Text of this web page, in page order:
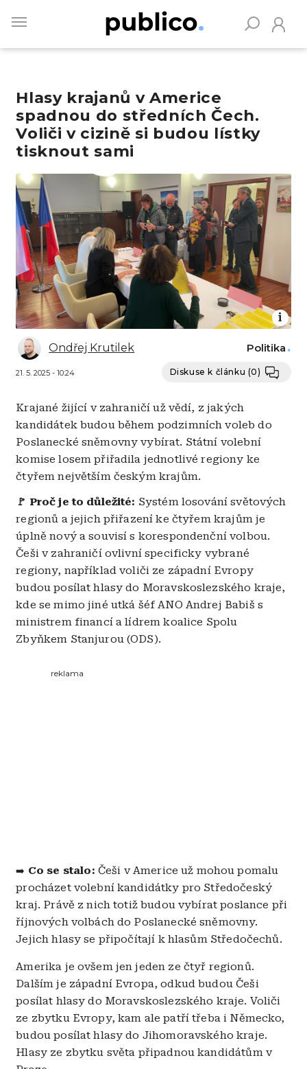
main
Hlasy krajanů v Americe
spadnou do středních Čech.
Voliči v cizině si budou lístky
tisknout sami
Obrázek
Ondřej Krutilek
21. 5. 2025 - 10:24
Politika
Diskuse k článku (0)
Krajané žijící v zahraničí už vědí, z jakých
kandidátek budou během podzimních voleb do
Poslanecké sněmovny vybírat. Státní volební
komise losem přiřadila jednotlivé regiony ke
čtyřem největším českým krajům.
🚩 Proč je to důležité: Systém losování světových
regionů a jejich přiřazení ke čtyřem krajům je
úplně nový a souvisí s korespondenční volbou.
Češi v zahraničí ovlivní specificky vybrané
regiony, například voliči ze západní Evropy
budou posílat hlasy do Moravskoslezského kraje,
kde se mimo jiné utká šéf ANO Andrej Babiš s
ministrem financí a lídrem koalice Spolu
Zbyňkem Stanjurou (ODS).
reklama
➡️ Co se stalo: Češi v Americe už mohou pomalu
procházet volební kandidátky pro Středočeský
kraj. Právě z nich totiž budou vybírat poslance při
říjnových volbách do Poslanecké sněmovny.
Jejich hlasy se připočítají k hlasům Středočechů.
Amerika je ovšem jen jeden ze čtyř regionů.
Dalším je západní Evropa, odkud budou Češi
posílat hlasy do Moravskoslezského kraje. Voliči
ze zbytku Evropy, kam ale patří třeba i Německo,
budou posílat hlasy do Jihomoravského kraje.
Hlasy ze zbytku světa připadnou kandidátům v
Vyhledávejte na Publiku